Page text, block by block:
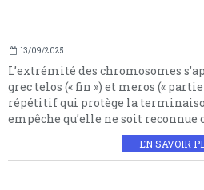
13/09/2025
L’extrémité des chromosomes
grec telos (« fin ») et meros («
répétitif qui protège la
empêche qu’elle ne soit reconnue
EN SAVOIR